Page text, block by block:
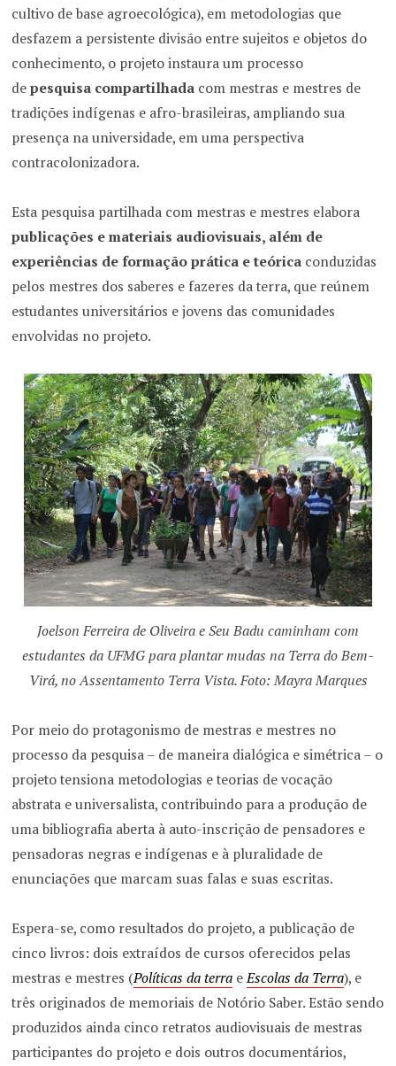
cultivo de base agroecológica), em metodologias que
desfazem a persistente divisão entre sujeitos e objetos do
conhecimento, o projeto instaura um processo
depesquisa compartilhada com mestras e mestres de
tradições indígenas e afro-brasileiras, ampliando sua
presença na universidade, em uma perspectiva
contracolonizadora.
Esta pesquisa partilhada com mestras e mestres elabora
publicações e materiais audiovisuais, além de
experiências de formação prática e teórica conduzidas
pelos mestres dos saberes e fazeres da terra, que reúnem
estudantes universitários e jovens das comunidades
envolvidas no projeto.
Joelson Ferreira de Oliveira e Seu Badu caminham com
estudantes da UFMG para plantar mudas na Terra do Bem-
Virá, no Assentamento Terra Vista. Foto: Mayra Marques
Por meio do protagonismo de mestras e mestres no
processo da pesquisa – de maneira dialógica e simétrica – o
projeto tensiona metodologias e teorias de vocação
abstrata e universalista, contribuindo para a produção de
uma bibliografia aberta à auto-inscrição de pensadores e
pensadoras negras e indígenas e à pluralidade de
enunciações que marcam suas falas e suas escritas.
Espera-se, como resultados do projeto, a publicação de
cinco livros: dois extraídos de cursos oferecidos pelas
mestras e mestres (Políticas da terra eEscolas da Terra), e
três originados de memoriais de Notório Saber. Estão sendo
produzidos ainda cinco retratos audiovisuais de mestras
participantes do projeto e dois outros documentários,